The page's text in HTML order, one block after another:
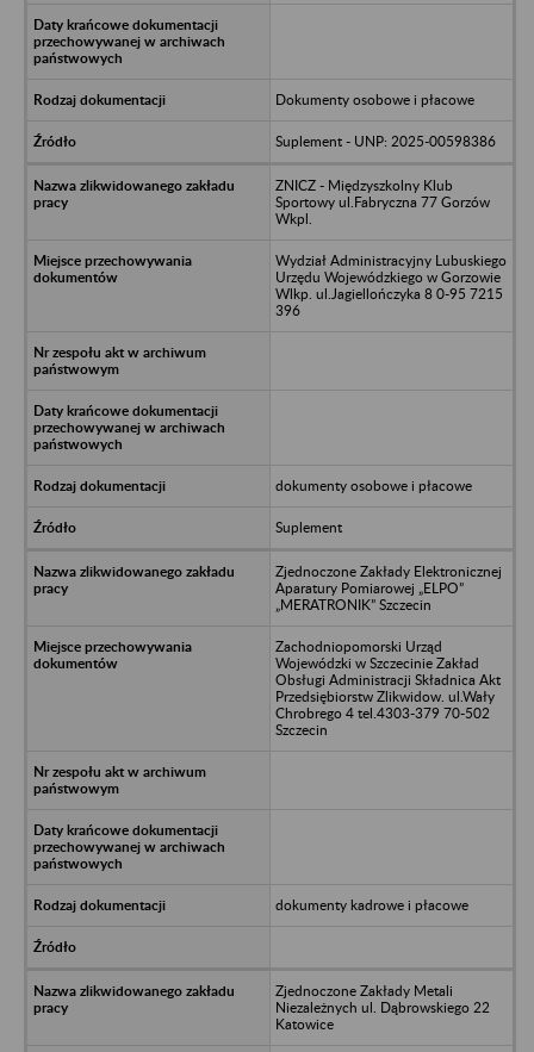
Dokumenty osobowe i płacowe
Suplement - UNP: 2025-00598386
ZNICZ - Międzyszkolny Klub
Sportowy ul.Fabryczna 77 Gorzów
Wkpl.
Wydział Administracyjny Lubuskiego
Urzędu Wojewódzkiego w Gorzowie
Wlkp. ul.Jagiellończyka 8 0-95 7215
396
dokumenty osobowe i płacowe
Suplement
Zjednoczone Zakłady Elektronicznej
Aparatury Pomiarowej „ELPO”
„MERATRONIK” Szczecin
Zachodniopomorski Urząd
Wojewódzki w Szczecinie Zakład
Obsługi Administracji Składnica Akt
Przedsiębiorstw Zlikwidow. ul.Wały
Chrobrego 4 tel.4303-379 70-502
Szczecin
dokumenty kadrowe i płacowe
Zjednoczone Zakłady Metali
Niezależnych ul. Dąbrowskiego 22
Katowice